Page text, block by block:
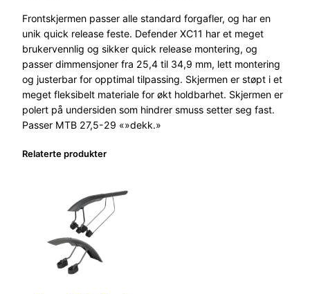
e
n
d
e
r
S
k
j
r
Frontskjermen passer alle standard forgafler, og har en
unik quick release feste. Defender XC11 har et meget
brukervennlig og sikker quick release montering, og
passer dimmensjoner fra 25,4 til 34,9 mm, lett montering
og justerbar for opptimal tilpassing. Skjermen er støpt i et
meget fleksibelt materiale for økt holdbarhet. Skjermen er
polert på undersiden som hindrer smuss setter seg fast.
Passer MTB 27,5-29 «»dekk.»
Relaterte produkter